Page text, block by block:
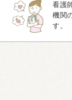
看護
機関
す。